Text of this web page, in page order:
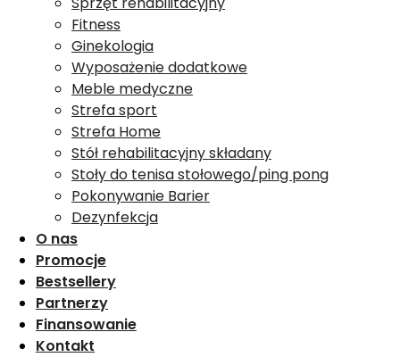
Fitness
Ginekologia
Wyposażenie dodatkowe
Meble medyczne
Strefa sport
Strefa Home
Stół rehabilitacyjny składany
Stoły do tenisa stołowego/ping pong
Pokonywanie Barier
Dezynfekcja
O nas
Promocje
Bestsellery
Partnerzy
Finansowanie
Kontakt